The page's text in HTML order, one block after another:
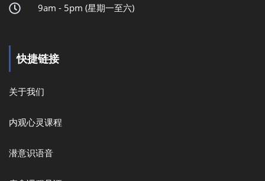
9am - 5pm (星期一至六)
快捷链接
关于我们
内观心灵课程
潜意识语音